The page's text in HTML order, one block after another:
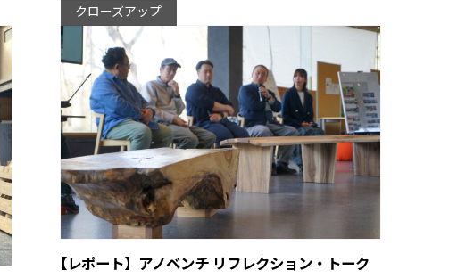
クローズアップ
【レポート】アノベンチ リフレクション・トーク